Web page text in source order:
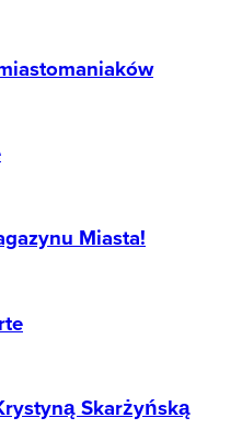
Miasta!
Skarżyńską